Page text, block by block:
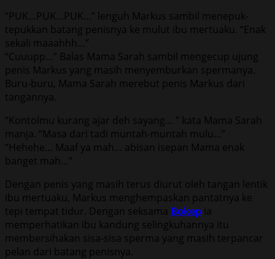
“PUK…PUK…PUK…” lenguh Markus sambil menepuk-
tepukkan batang penisnya ke mulut ibu mertuaku. “Enak
sekali maaahhh…”
“Cuuupp…” Balas Mama Sarah sambil mengecup ujung
penis Markus yang masih menyemburkan spermanya.
Buru-buru, Mama Sarah merebut penis Markus dari
tangannya.
“Kontolmu kurang ajar deh sayang… ” kata Mama Sarah
manja. “Masa dari tadi muntah-muntah mulu…”
“Hehehe… Maaf ya mah… abisan isepan Mama enak
banget mah…”
Dengan penis yang masih terus diurut oleh tangan lentik
ibu mertuaku, Markus menghempaskan pantatnya ke
tepi tempat tidur. Dengan seksama Bokep ia
memperhatikan ibu kandung selingkuhannya itu
membersihakan sisa-sisa sperma yang masih terpancar
pelan dari batang penisnya.